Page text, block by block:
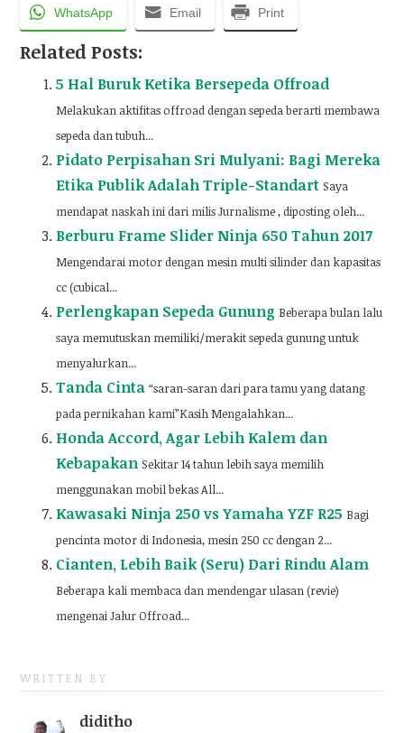
WhatsApp Email Print
Related Posts:
5 Hal Buruk Ketika Bersepeda Offroad
Melakukan aktifitas offroad dengan sepeda berarti membawa
sepeda dan tubuh...
Pidato Perpisahan Sri Mulyani: Bagi Mereka
Etika Publik Adalah Triple-Standart Saya
mendapat naskah ini dari milis Jurnalisme , diposting oleh...
Berburu Frame Slider Ninja 650 Tahun 2017
Mengendarai motor dengan mesin multi silinder dan kapasitas
cc (cubical...
Perlengkapan Sepeda Gunung Beberapa bulan lalu
saya memutuskan memiliki/merakit sepeda gunung untuk
menyalurkan...
Tanda Cinta “saran-saran dari para tamu yang datang
pada pernikahan kami”Kasih Mengalahkan...
Honda Accord, Agar Lebih Kalem dan
Kebapakan Sekitar 14 tahun lebih saya memilih
menggunakan mobil bekas All...
Kawasaki Ninja 250 vs Yamaha YZF R25 Bagi
pencinta motor di Indonesia, mesin 250 cc dengan 2...
Cianten, Lebih Baik (Seru) Dari Rindu Alam
Beberapa kali membaca dan mendengar ulasan (revie)
mengenai Jalur Offroad...
WRITTEN BY
diditho